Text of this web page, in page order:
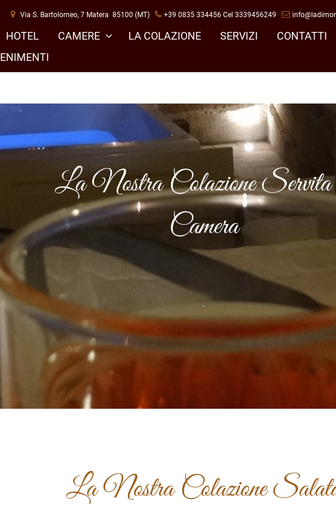
Via S. Bartolomeo, 7 Matera 85100 (MT) +39 0835 334456 Cel 3339456249
HOTEL CAMERE LA COLAZIONE SERVIZI
CONTATTI
La Nostra Colazione Servita
Camera
.
La Nostra Colazione